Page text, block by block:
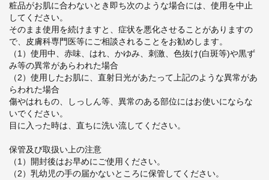
粧品がお肌に合わないとき即ち次のような場合には、使用を中止
してください。
そのまま使用を続けますと、症状を悪化させることがありますの
で、皮膚科専門医等にご相談されることをお勧めします。
（1）使用中、赤味、はれ、かゆみ、刺激、色抜け(白斑等)や黒ず
み等の異常があらわれた場合
（2）使用したお肌に、直射日光があたって上記のような異常があ
らわれた場合
傷やはれもの、しっしん等、異常のある部位にはお使いにならな
いでください。
目に入った時は、直ちに洗い流してください。
保管及び取扱い上の注意
（1）開封後はお早めにご使用ください。
（2）乳幼児の手の届かないところに保管してください。